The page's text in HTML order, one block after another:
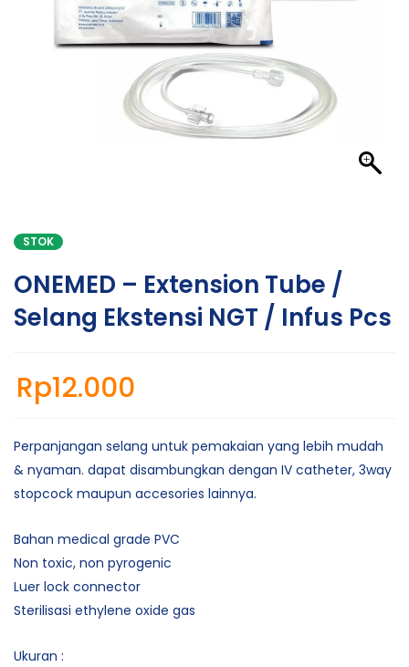
STOK
ONEMED – Extension Tube /
Selang Ekstensi NGT / Infus Pcs
Rp12.000
Perpanjangan selang untuk pemakaian yang lebih mudah
& nyaman. dapat disambungkan dengan IV catheter, 3way
stopcock maupun accesories lainnya.
Bahan medical grade PVC
Non toxic, non pyrogenic
Luer lock connector
Sterilisasi ethylene oxide gas
Ukuran :